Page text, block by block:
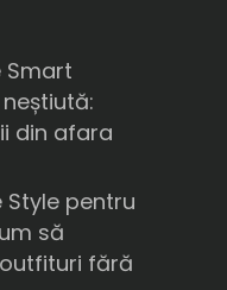
Smart
din afara
Style pentru
să
fără